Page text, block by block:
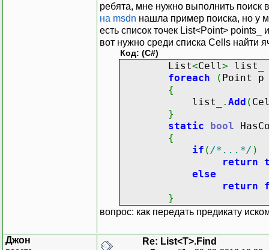
ребята, мне нужно выполнить поиск
на msdn нашла пример поиска, но у
есть список точек List<Point>
вот нужно среди списка Cells найти
Код: (C#)
List<Cell >
foreach
( Point
{
list_
. Add (
}
static
bool
{
if ( /*...*/ )
return
else
return
}
вопрос: как передать предикату
Джон Re: List<T>.Find